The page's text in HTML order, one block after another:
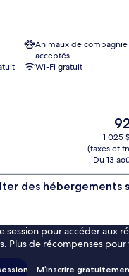
Animaux de compagnie
acceptés
Wi-Fi gratuit
Le
prix
est
de
1 025
(taxes et
Du 13
des hébergements
session pour accéder aux
Plus de récompenses pour
M’inscrire